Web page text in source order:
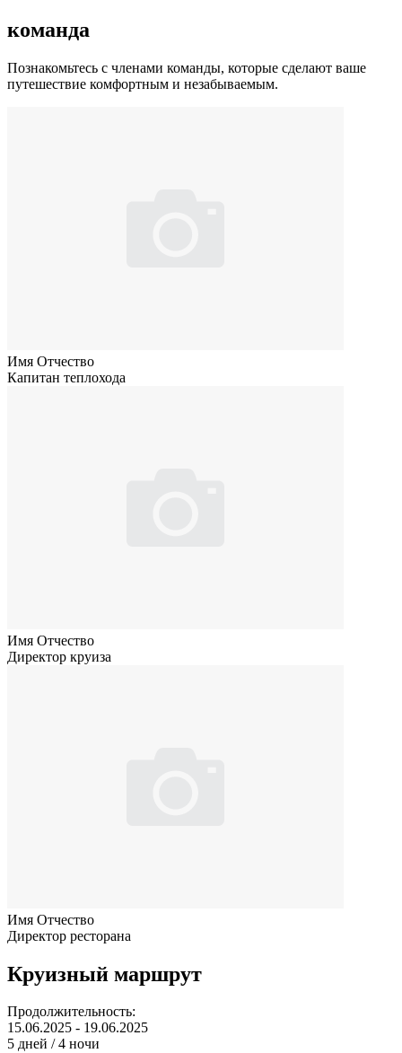
команда
Познакомьтесь с членами команды, которые сделают ваше
путешествие комфортным и незабываемым.
Имя Отчество
Капитан теплохода
Имя Отчество
Директор круиза
Имя Отчество
Директор ресторана
Круизный маршрут
Продолжительность:
15.06.2025 - 19.06.2025
5 дней / 4 ночи